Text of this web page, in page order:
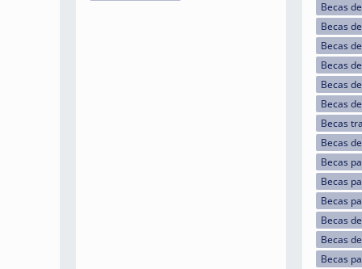
Becas
Becas
Becas
Becas
Becas
Becas
Becas
Becas
Becas
Becas
Becas
Becas
Becas
Becas